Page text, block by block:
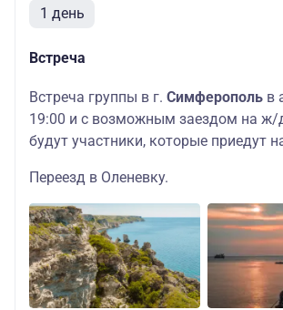
1 день
Встреча
Встреча группы в г. Симферополь в
19:00 и с возможным заездом на ж/
будут участники, которые приедут
Переезд в Оленевку.